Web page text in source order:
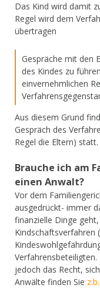
Das Kind wird damit
Regel wird dem
übertragen
Gespräche mit den
des Kindes zu
einvernehmlichen
Aus diesem Grund
Gespräch des
Regel die Eltern) statt.
Brauche ich am
einen Anwalt?
Vor dem
ausgedrückt- immer
finanzielle Dinge
Kindschaftsverfahren
jedoch das Recht,
Anwälte finden Sie